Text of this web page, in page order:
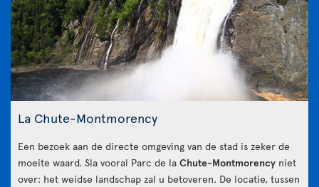
La Chute-Montmorency
Een bezoek aan de directe omgeving van de stad is zeker de
moeite waard. Sla vooral Parc de la Chute-Montmorency niet
over: het weidse landschap zal u betoveren. De locatie, tussen